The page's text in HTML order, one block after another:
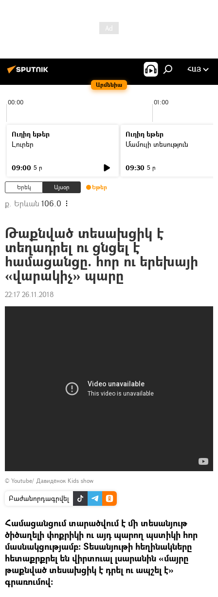
Արմենիա
ՀԱՅ
00:00 01:00
Ուղիղ եթեր
Լուրեր
09:00 5 ր
Ուղիղ եթեր
Մամուլի տեսություն
09:30 5 ր
Երեկ Այսօր Եթեր
ք. Երևան 106.0
Թաքնված տեսախցիկ է
տեղադրել ու ցնցել է
համացանցը. հոր ու երեխայի
«վարակիչ» պարը
22:17 26.11.2018
© Youtube/ Давидёнок Kids show
Բաժանորդագրվել
Համացանցում տարածվում է մի տեսանյութ
ծիծաղելի փոքրիկի ու այդ պարող պստիկի հոր
մասնակցությամբ։ Տեսանյութի հեղինակները
հետաքրքրել են վիրտուալ լսարանին «մայրը
թաքնված տեսախցիկ է դրել ու ապշել է»
գրառումով։